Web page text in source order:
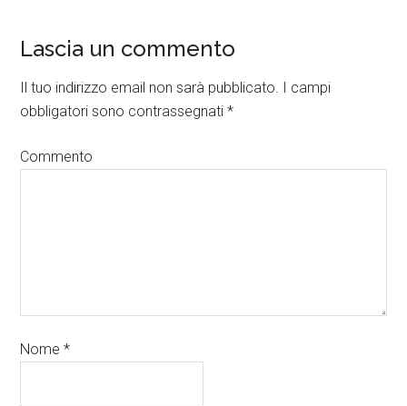
Lascia un commento
Il tuo indirizzo email non sarà pubblicato. I campi
obbligatori sono contrassegnati*
Commento
Nome*